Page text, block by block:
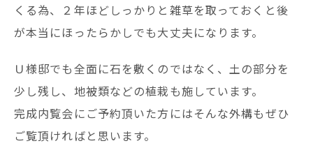
くる為、２年ほどしっかりと雑草を取っておくと後
が本当にほったらかしでも大丈夫になります。
Ｕ様邸でも全面に石を敷くのではなく、土の部分を
少し残し、地被類などの植栽も施しています。
完成内覧会にご予約頂いた方にはそんな外構もぜひ
ご覧頂ければと思います。